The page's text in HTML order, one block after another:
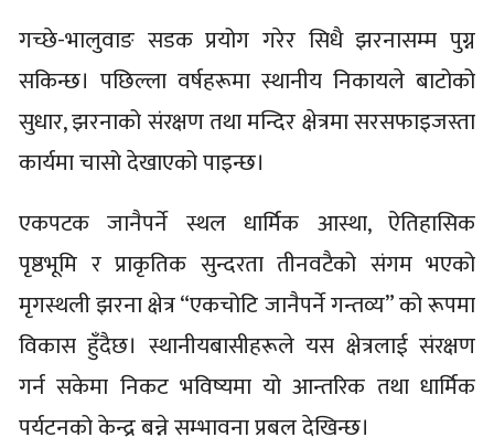
गच्छे-भालुवाङ सडक प्रयोग गरेर सिधै झरनासम्म पुग्न
सकिन्छ। पछिल्ला वर्षहरूमा स्थानीय निकायले बाटोको
सुधार, झरनाको संरक्षण तथा मन्दिर क्षेत्रमा सरसफाइजस्ता
कार्यमा चासो देखाएको पाइन्छ।
एकपटक जानैपर्ने स्थल धार्मिक आस्था, ऐतिहासिक
पृष्ठभूमि र प्राकृतिक सुन्दरता तीनवटैको संगम भएको
मृगस्थली झरना क्षेत्र “एकचोटि जानैपर्ने गन्तव्य” को रूपमा
विकास हुँदैछ। स्थानीयबासीहरूले यस क्षेत्रलाई संरक्षण
गर्न सकेमा निकट भविष्यमा यो आन्तरिक तथा धार्मिक
पर्यटनको केन्द्र बन्ने सम्भावना प्रबल देखिन्छ।